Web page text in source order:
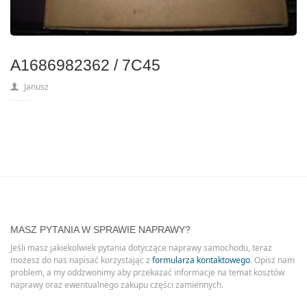
A1686982362 / 7C45
Janusz
MASZ PYTANIA W SPRAWIE NAPRAWY?
Jeśli masz jakiekolwiek pytania dotyczące naprawy samochodu, teraz
możesz do nas napisać korzystając z formularza kontaktowego. Opisz nam
problem, a my oddzwonimy aby przekazać informacje na temat kosztów
naprawy oraz ewentualnego zakupu części zamiennych.